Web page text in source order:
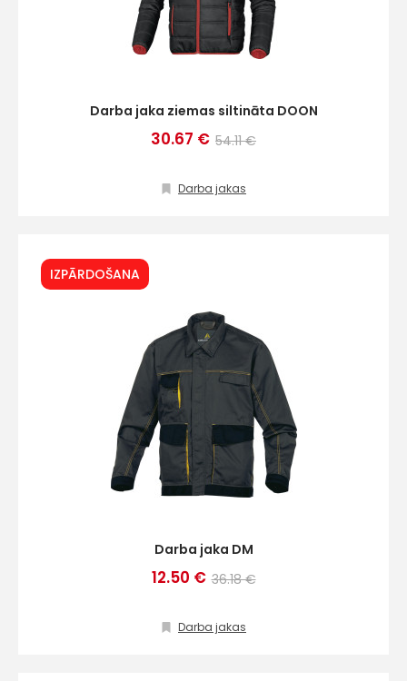
Darba jaka ziemas siltināta DOON
30.67 € 54.11 €
Darba jakas
IZPĀRDOŠANA
Darba jaka DM
12.50 € 36.18 €
Darba jakas
Darbdienās:
8:00 – 17:00
info@hards.lv